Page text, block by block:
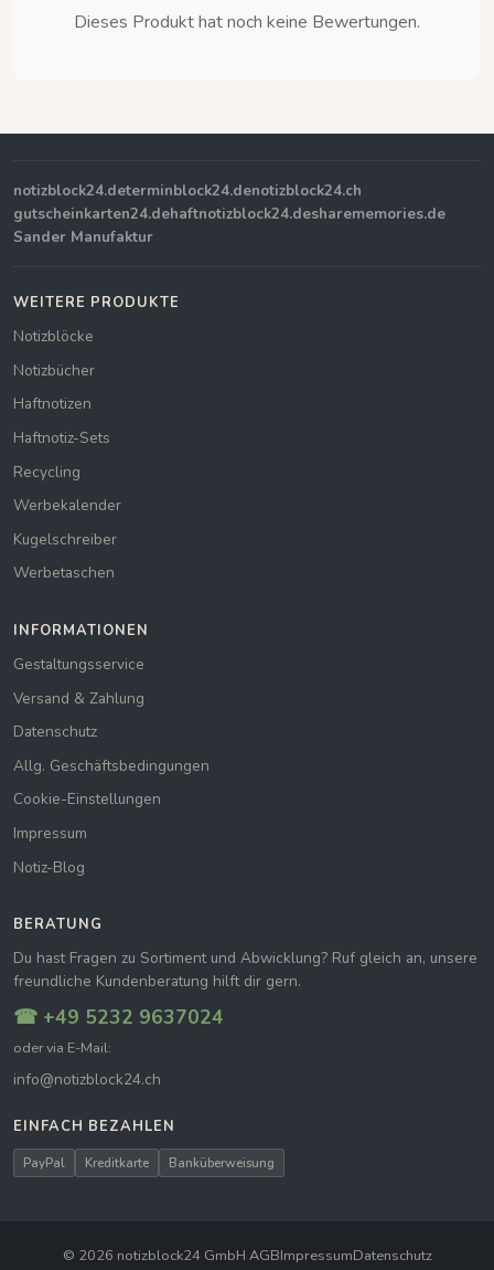
Dieses Produkt hat noch keine Bewertungen.
notizblock24.determinblock24.denotizblock24.ch
gutscheinkarten24.dehaftnotizblock24.desharememories.de
Sander Manufaktur
WEITERE PRODUKTE
Notizblöcke
Notizbücher
Haftnotizen
Haftnotiz-Sets
Recycling
Werbekalender
Kugelschreiber
Werbetaschen
INFORMATIONEN
Gestaltungsservice
Versand & Zahlung
Datenschutz
Allg. Geschäftsbedingungen
Cookie-Einstellungen
Impressum
Notiz-Blog
BERATUNG
Du hast Fragen zu Sortiment und Abwicklung? Ruf gleich an, unsere
freundliche Kundenberatung hilft dir gern.
☎ +49 5232 9637024
oder via E-Mail:
info@notizblock24.ch
EINFACH BEZAHLEN
PayPal Kreditkarte Banküberweisung
© 2026 notizblock24 GmbH AGBImpressumDatenschutz